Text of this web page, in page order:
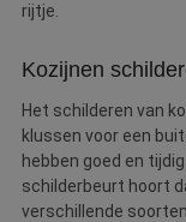
rijtje.
Kozijnen
Het schilderen van
klussen voor een
hebben goed en
schilderbeurt hoort
verschillende